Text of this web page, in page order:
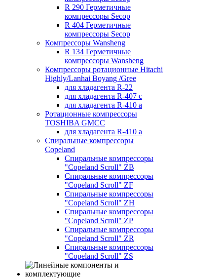
R 290 Герметичные
компрессоры Secop
R 404 Герметичные
компрессоры Secop
Компрессоры Wansheng
R 134 Герметичные
компрессоры Wansheng
Компрессоры ротационные Hitachi
Highly/Lanhai Boyang /Gree
для хладагента R-22
для хладагента R-407 с
для хладагента R-410 а
Ротационные компрессоры
TOSHIBA GMCC
для хладагента R-410 а
Спиральные компрессоры
Copeland
Спиральные компрессоры
"Copeland Scroll" ZB
Спиральные компрессоры
"Copeland Scroll" ZF
Спиральные компрессоры
"Copeland Scroll" ZH
Спиральные компрессоры
"Copeland Scroll" ZP
Спиральные компрессоры
"Copeland Scroll" ZR
Спиральные компрессоры
"Copeland Scroll" ZS